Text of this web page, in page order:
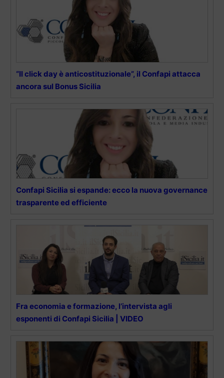
“Il click day è anticostituzionale”, il Confapi attacca
ancora sul Bonus Sicilia
Confapi Sicilia si espande: ecco la nuova governance
trasparente ed efficiente
Fra economia e formazione, l’intervista agli
esponenti di Confapi Sicilia | VIDEO